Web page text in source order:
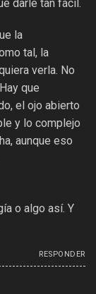
darle tan fácil.
la
tal, la
verla. No
que
el ojo abierto
y lo complejo
aunque eso
o algo así. Y
RESPONDER